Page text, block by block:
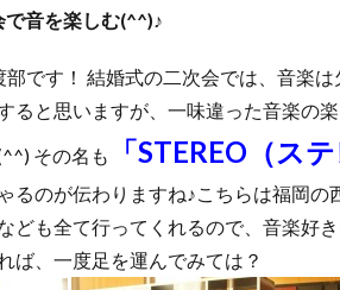
で音を楽しむ(^^)♪
です！ 結婚式の二次会では、音楽
ると思いますが、一味違った音楽の
その名も
「STEREO（ス
るのが伝わりますね♪こちらは福岡の
ども全て行ってくれるので、音楽好
ば、一度足を運んでみては？